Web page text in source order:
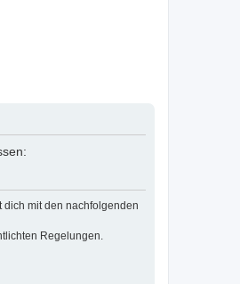
dich mit den nachfolgenden
Regelungen.